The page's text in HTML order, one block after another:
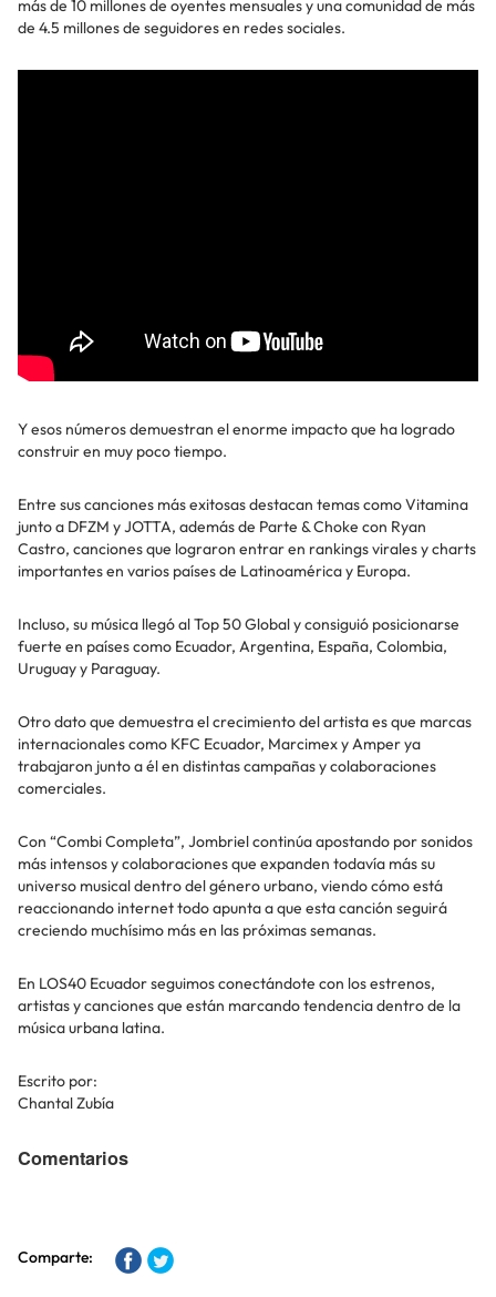
más de 10 millones de oyentes mensuales y una comunidad de más
de 4.5 millones de seguidores en redes sociales.
Y esos números demuestran el enorme impacto que ha logrado
construir en muy poco tiempo.
Entre sus canciones más exitosas destacan temas como Vitamina
junto a DFZM y JOTTA, además de Parte & Choke con Ryan
Castro, canciones que lograron entrar en rankings virales y charts
importantes en varios países de Latinoamérica y Europa.
Incluso, su música llegó al Top 50 Global y consiguió posicionarse
fuerte en países como Ecuador, Argentina, España, Colombia,
Uruguay y Paraguay.
Otro dato que demuestra el crecimiento del artista es que marcas
internacionales como KFC Ecuador, Marcimex y Amper ya
trabajaron junto a él en distintas campañas y colaboraciones
comerciales.
Con “Combi Completa”, Jombriel continúa apostando por sonidos
más intensos y colaboraciones que expanden todavía más su
universo musical dentro del género urbano, viendo cómo está
reaccionando internet todo apunta a que esta canción seguirá
creciendo muchísimo más en las próximas semanas.
En LOS40 Ecuador seguimos conectándote con los estrenos,
artistas y canciones que están marcando tendencia dentro de la
música urbana latina.
Escrito por:
Chantal Zubía
Comentarios
Comparte: